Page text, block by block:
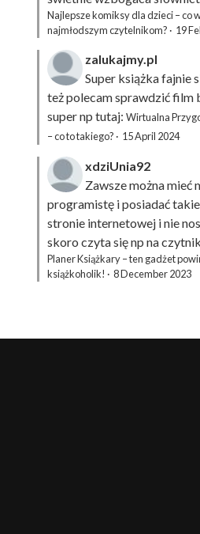
Najlepsze komiksy dla dzieci – co
najmłodszym czytelnikom? · 19
zalukajmy.pl
Super książka fajnie
też polecam sprawdzić film
super np tutaj: Wirtualna
– co to takiego? · 15 April 2024
xdziUnia92
Zawsze można mieć
programistę i posiadać
stronie internetowej i nie
skoro czyta się np na
Planer Książkary – ten gadżet
książkoholik! · 8 December 2023